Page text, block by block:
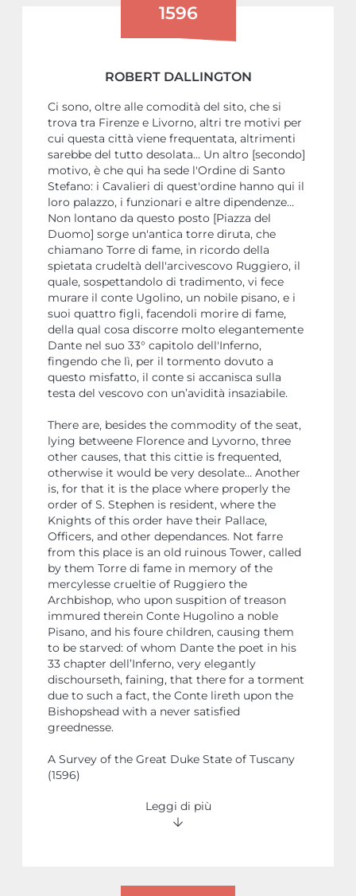
1596
ROBERT DALLINGTON
Ci sono, oltre alle comodità del sito, che si
trova tra Firenze e Livorno, altri tre motivi per
cui questa città viene frequentata, altrimenti
sarebbe del tutto desolata… Un altro [secondo]
motivo, è che qui ha sede l'Ordine di Santo
Stefano: i Cavalieri di quest'ordine hanno qui il
loro palazzo, i funzionari e altre dipendenze…
Non lontano da questo posto [Piazza del
Duomo] sorge un'antica torre diruta, che
chiamano Torre di fame, in ricordo della
spietata crudeltà dell'arcivescovo Ruggiero, il
quale, sospettandolo di tradimento, vi fece
murare il conte Ugolino, un nobile pisano, e i
suoi quattro figli, facendoli morire di fame,
della qual cosa discorre molto elegantemente
Dante nel suo 33° capitolo dell'Inferno,
fingendo che lì, per il tormento dovuto a
questo misfatto, il conte si accanisca sulla
testa del vescovo con un’avidità insaziabile.
There are, besides the commodity of the seat,
lying betweene Florence and Lyvorno, three
other causes, that this cittie is frequented,
otherwise it would be very desolate… Another
is, for that it is the place where properly the
order of S. Stephen is resident, where the
Knights of this order have their Pallace,
Officers, and other dependances. Not farre
from this place is an old ruinous Tower, called
by them Torre di fame in memory of the
mercylesse crueltie of Ruggiero the
Archbishop, who upon suspition of treason
immured therein Conte Hugolino a noble
Pisano, and his foure children, causing them
to be starved: of whom Dante the poet in his
33 chapter dell’Inferno, very elegantly
dischourseth, faining, that there for a torment
due to such a fact, the Conte lireth upon the
Bishopshead with a never satisfied
greednesse.
A Survey of the Great Duke State of Tuscany
(1596)
Leggi di più